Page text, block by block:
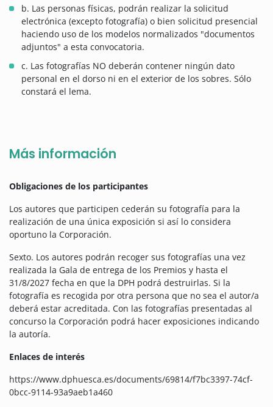
b. Las personas físicas, podrán realizar la solicitud
electrónica (excepto fotografía) o bien solicitud presencial
haciendo uso de los modelos normalizados "documentos
adjuntos" a esta convocatoria.
c. Las fotografías NO deberán contener ningún dato
personal en el dorso ni en el exterior de los sobres. Sólo
constará el lema.
Más información
Obligaciones de los participantes
Los autores que participen cederán su fotografía para la
realización de una única exposición si así lo considera
oportuno la Corporación.
Sexto. Los autores podrán recoger sus fotografías una vez
realizada la Gala de entrega de los Premios y hasta el
31/8/2027 fecha en que la DPH podrá destruirlas. Si la
fotografía es recogida por otra persona que no sea el autor/a
deberá estar acreditada. Con las fotografías presentadas al
concurso la Corporación podrá hacer exposiciones indicando
la autoría.
Enlaces de interés
https://www.dphuesca.es/documents/69814/f7bc3397-74cf-
0bcc-9114-93a9aeb1a460